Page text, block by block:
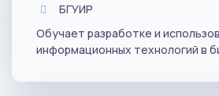
БГУИР
Обучает разработке и
информационных технологий в